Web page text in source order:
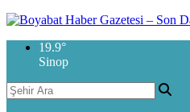
19.9°
Sinop